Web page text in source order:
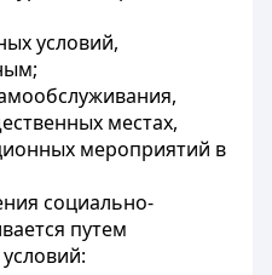
условий,
местах,
мероприятий в
социально-
путем